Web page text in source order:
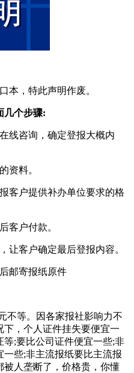
本，特此声明作废。
几个步骤:
线咨询，确定登报大概内
资料。
客户提供补办单位要求的格
客户付款。
让客户确定最后登报内容。
邮寄报纸原件
不等。因各家报社影响力不
下，个人证件挂失要便宜一
;要比公司证件便宜一些;非
些;非主流报纸要比主流报
人垄断了，价格贵，你懂